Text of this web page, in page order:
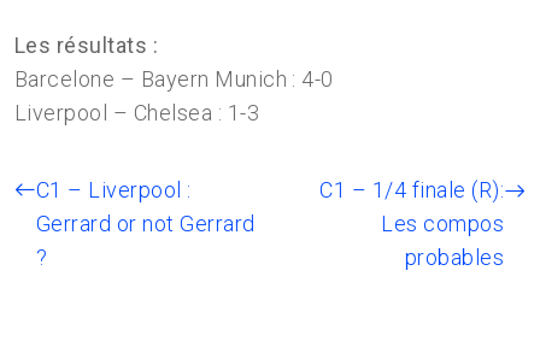
Les résultats :
Barcelone – Bayern Munich : 4-0
Liverpool – Chelsea : 1-3
C1 – Liverpool :
Gerrard or not Gerrard
?
C1 – 1/4 finale (R):
Les compos
probables